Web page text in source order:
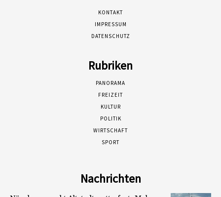
KONTAKT
IMPRESSUM
DATENSCHUTZ
Rubriken
PANORAMA
FREIZEIT
KULTUR
POLITIK
WIRTSCHAFT
SPORT
Nachrichten